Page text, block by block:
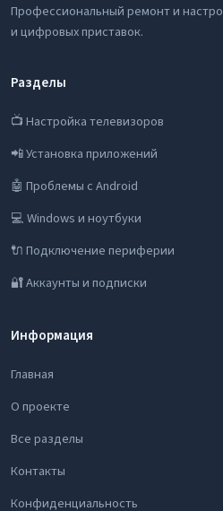
Профессиональный ремонт и
и цифровых приставок.
Разделы
📺 Настройка телевизоров
📲 Установка приложений
🤖 Проблемы с Android
💻 Windows и ноутбуки
🔌 Подключение периферии
🔐 Аккаунты и подписки
Информация
Главная
О проекте
Все разделы
Контакты
Конфиденциальность